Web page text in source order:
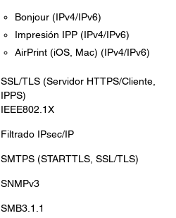
Bonjour (IPv4/IPv6)
Impresión IPP (IPv4/IPv6)
AirPrint (iOS, Mac) (IPv4/IPv6)
SSL/TLS (Servidor HTTPS/Cliente,
IPPS)
IEEE802.1X
Filtrado IPsec/IP
SMTPS (STARTTLS, SSL/TLS)
SNMPv3
SMB3.1.1